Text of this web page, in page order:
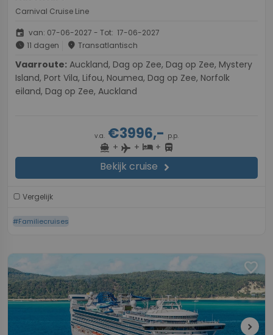
Carnival Cruise Line
event van: 07-06-2027 - Tot: 17-06-2027
schedule 11 dagen place Transatlantisch
Vaarroute:
Island, Port Vila, Lifou, Noumea, Dag op Zee, Norfolk
eiland, Dag op Zee, Auckland
v.a. €3996,- p.p.
directions_boat + flight + hotel+ directions_bus
Bekijk cruise chevron_right
Vergelijk
#Familiecruises
favorite
chevron_right